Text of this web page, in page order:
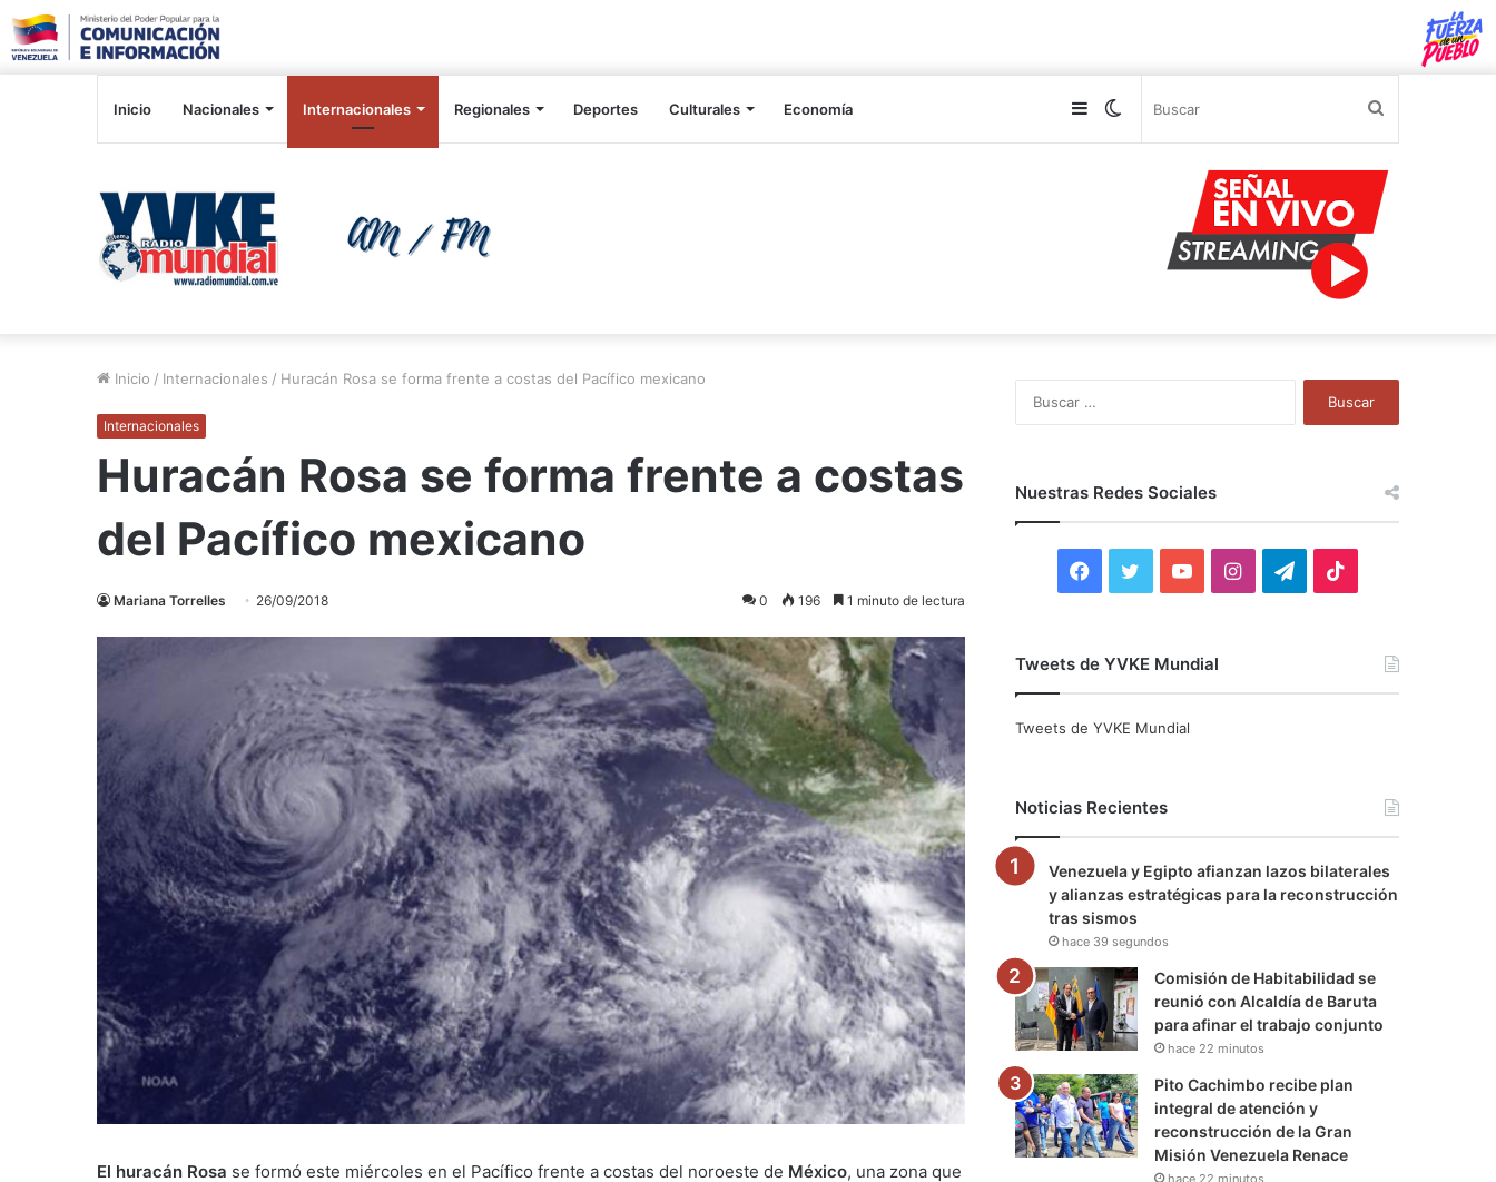
Inicio Nacionales Internacionales Regionales Deportes Culturales Economía Switch
Sidebar
Inicio / Internacionales / Huracán Rosa se forma frente a costas del Pacífico mexicano
Internacionales
Huracán Rosa se forma frente a costas
del Pacífico mexicano
Mariana Torrelles 26/09/2018 0 196 1 minuto de lectura
El huracán Rosa se formó este miércoles en el Pacífico frente a costas del noroeste de México, una zona que
Nuestras Redes Sociales
F
c
o
k
i
r
Y
u
e
I
r
a
T
a
m
Tweets de YVKE Mundial
Tweets de YVKE Mundial
Noticias Recientes
Venezuela y Egipto afianzan lazos bilaterales
y alianzas estratégicas para la reconstrucción
tras sismos
hace 39 segundos
Comisión de Habitabilidad se
reunió con Alcaldía de Baruta
para afinar el trabajo conjunto
hace 22 minutos
Pito Cachimbo recibe plan
integral de atención y
reconstrucción de la Gran
Misión Venezuela Renace
hace 22 minutos